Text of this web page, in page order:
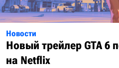
Новости
Новый трейлер GTA 6
на Netflix